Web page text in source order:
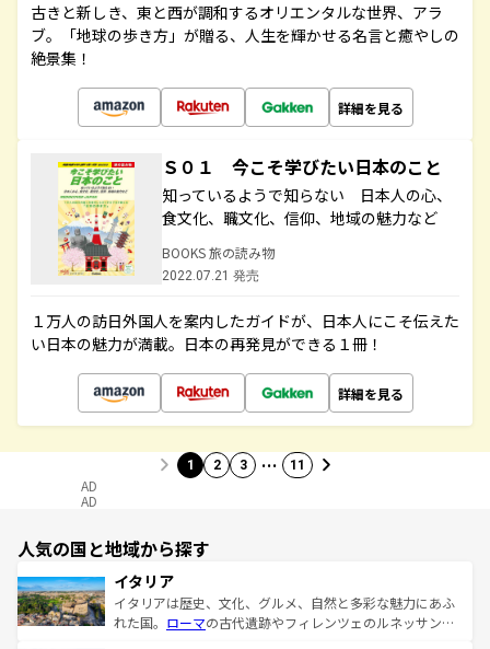
古きと新しき、東と西が調和するオリエンタルな世界、アラ
ブ。「地球の歩き方」が贈る、人生を輝かせる名言と癒やしの
絶景集！
詳細を見る
Ｓ０１ 今こそ学びたい日本のこと
知っているようで知らない 日本人の心、
食文化、職文化、信仰、地域の魅力など
BOOKS 旅の読み物
2022.07.21 発売
１万人の訪日外国人を案内したガイドが、日本人にこそ伝えた
い日本の魅力が満載。日本の再発見ができる１冊！
詳細を見る
1 2 3 … 11
AD
AD
人気の国と地域から探す
イタリア
イタリアは歴史、文化、グルメ、自然と多彩な魅力にあふ
れた国。 ローマの古代遺跡やフィレンツェのルネッサンス